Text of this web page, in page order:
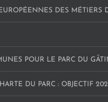
DES MÉTIERS
POUR LE PARC DU
DU PARC : OBJECTIF